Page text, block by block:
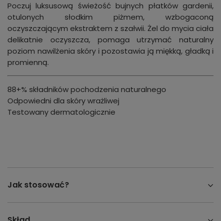
Poczuj luksusową świeżość bujnych płatków gardenii,
otulonych słodkim piżmem, wzbogaconą
oczyszczającym ekstraktem z szałwii. Żel do mycia ciała
delikatnie oczyszcza, pomaga utrzymać naturalny
poziom nawilżenia skóry i pozostawia ją miękką, gładką i
promienną.
88+% składników pochodzenia naturalnego
Odpowiedni dla skóry wrażliwej
Testowany dermatologicznie
Jak stosować?